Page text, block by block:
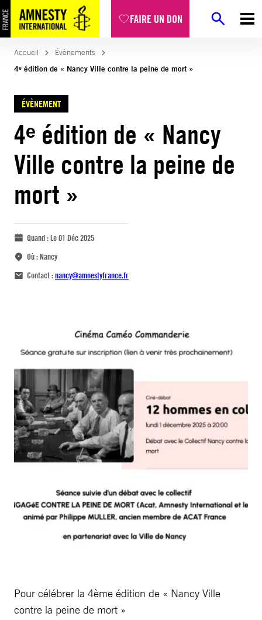
FAIRE UN DON
Accueil
Évènements
4ᵉ édition de « Nancy Ville contre la peine de mort »
ÉVÈNEMENT
4ᵉ édition de « Nancy
Ville contre la peine de
mort »
Quand :Le 01 Déc 2025
Où :Nancy
Contact :nancy@amnestyfrance.fr
Pour célébrer la 4ème édition de « Nancy Ville
contre la peine de mort »